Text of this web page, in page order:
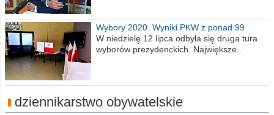
Wybory 2020. Wyniki PKW z ponad 99
procent obwodów
W niedzielę 12 lipca odbyła się druga tura
wyborów prezydenckich. Największe..
dziennikarstwo obywatelskie